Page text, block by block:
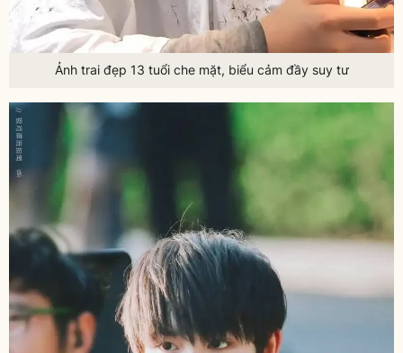
Ảnh trai đẹp 13 tuổi che mặt, biểu cảm đầy suy tư